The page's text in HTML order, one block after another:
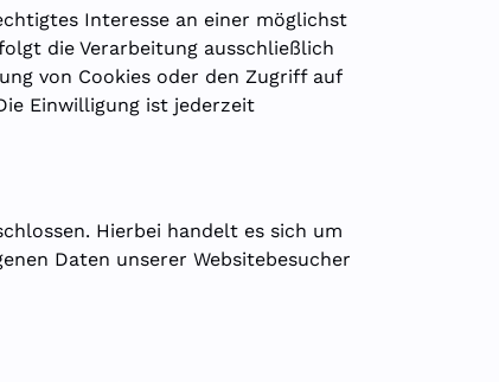
Interesse an einer möglichst
die Verarbeitung ausschließlich
von Cookies oder den Zugriff auf
Einwilligung ist jederzeit
Hierbei handelt es sich um
Daten unserer Websitebesucher